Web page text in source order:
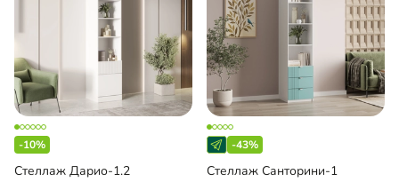
-10%
Стеллаж Дарио-1.2
-43%
Стеллаж Санторини-1